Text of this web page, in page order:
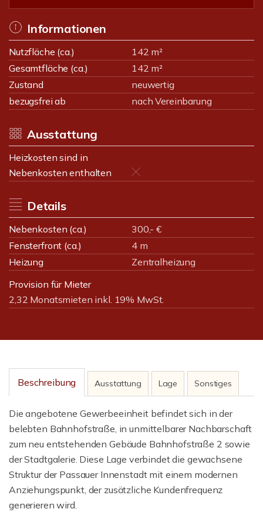
Informationen
Nutzfläche (ca.)
142 m²
Gesamtfläche (ca.)
142 m²
Zustand
neuwertig
bezugsfrei ab
nach Vereinbarung
Ausstattung
Heizkosten sind in
Nebenkosten enthalten
Details
Nebenkosten (ca.)
300,- €
Fensterfront (ca.)
4 m
Heizung
Zentralheizung
Provision für Mieter
2,32 Monatsmieten inkl. 19% MwSt.
Beschreibung Ausstattung Lage Sonstiges
Die angebotene Gewerbeeinheit befindet sich in der
belebten Bahnhofstraße, in unmittelbarer Nachbarschaft
zum neu entstehenden Gebäude Bahnhofstraße 2 sowie
der Stadtgalerie. Diese Lage verbindet die gewachsene
Struktur der Passauer Innenstadt mit einem modernen
Anziehungspunkt, der zusätzliche Kundenfrequenz
generieren wird.